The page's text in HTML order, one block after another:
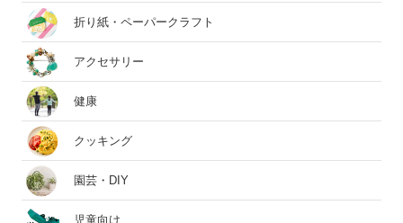
折り紙・ペーパークラフト
アクセサリー
健康
クッキング
園芸・DIY
児童向け